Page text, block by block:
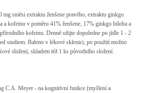
mg směsi extraktu ženšene pravého, extraktu ginkgo
a kofeinu v poměru 41% ženšene, 17% ginkgo biloba a
kofeinu. Denně užijte dopoledne po jídle 1 - 2
studiem. Baleno v lékové sklenici, po použití možno
složení, skladem též 1 ks původního složení.
C.A. Meyer - na kognitívní funkce (myšlení a